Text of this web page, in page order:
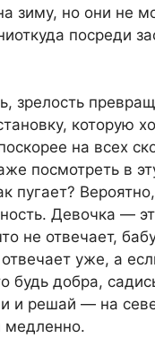
зиму, но они не
посреди
зрелость
которую
на всех
посмотреть в
пугает? Вероятно,
Девочка —
не отвечает,
уже, а
будь добра,
и решай — на
медленно.